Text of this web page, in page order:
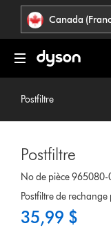
Veuillez
ou
appuyer
Déclaration
relative
à
l’accessibilité
Canada
Postfiltre
Postfiltre
No de pièce 965080-
Postfiltre de
35,99 $